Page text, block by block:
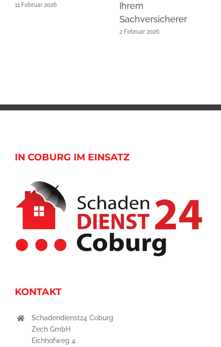
11 Februar 2026
Ihrem
Sachversicherer
2 Februar 2026
IN COBURG IM EINSATZ
KONTAKT
Schadendienst24 Coburg
Zech GmbH
Eichhofweg 4